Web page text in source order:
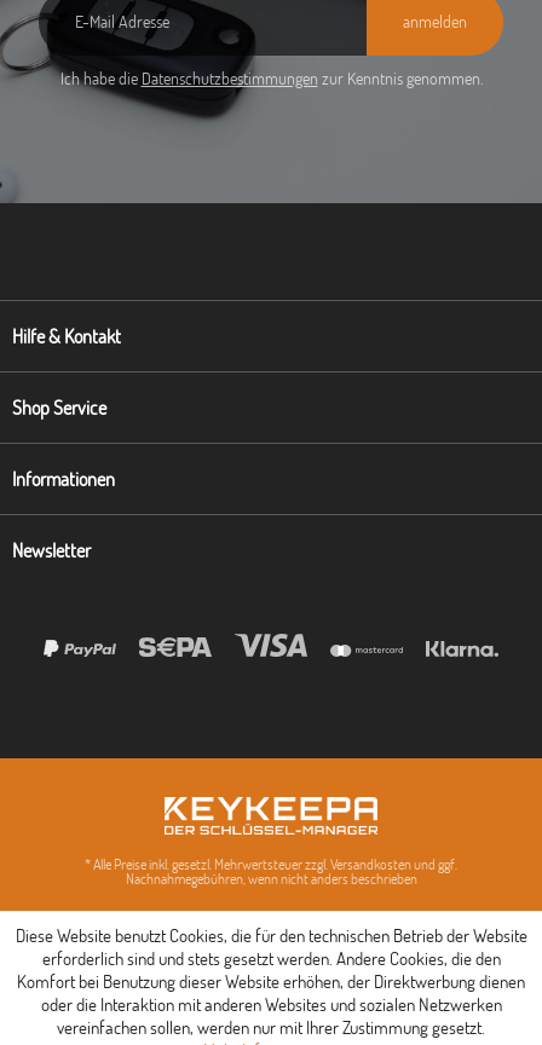
anmelden
Ich habe die Datenschutzbestimmungen zur Kenntnis genommen.
Hilfe & Kontakt
Shop Service
Informationen
Newsletter
* Alle Preise inkl. gesetzl. Mehrwertsteuer zzgl. Versandkosten und ggf.
Nachnahmegebühren, wenn nicht anders beschrieben
Diese Website benutzt Cookies, die für den technischen Betrieb der Website
erforderlich sind und stets gesetzt werden. Andere Cookies, die den
Komfort bei Benutzung dieser Website erhöhen, der Direktwerbung dienen
oder die Interaktion mit anderen Websites und sozialen Netzwerken
vereinfachen sollen, werden nur mit Ihrer Zustimmung gesetzt.